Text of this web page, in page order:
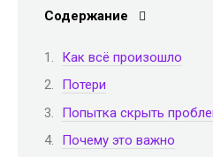
Содержание
Как всё произошло
Потери
Попытка скрыть
Почему это важно